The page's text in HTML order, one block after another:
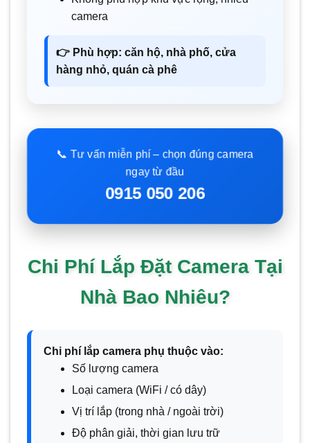
camera
👉 Phù hợp: căn hộ, nhà phố, cửa
hàng nhỏ, quán cà phê
📞 Tư vấn miễn phí – chọn đúng camera
ngay từ đầu
0915 050 206
Chi Phí Lắp Đặt Camera Tại
Nhà Bao Nhiêu?
Chi phí lắp camera phụ thuộc vào:
Số lượng camera
Loại camera (WiFi / có dây)
Vị trí lắp (trong nhà / ngoài trời)
Độ phân giải, thời gian lưu trữ